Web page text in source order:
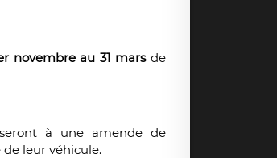
novembre au 31 marsde
à une amende de
leur véhicule.